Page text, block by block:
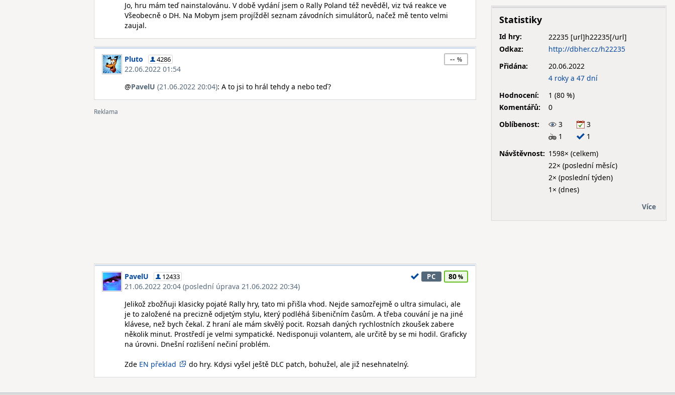
Jo, hru mám teď nainstalovánu. V době vydání jsem o Rally Poland též nevěděl, viz tvá reakce ve
Všeobecně o DH. Na Mobym jsem projížděl seznam závodních simulátorů, načež mě tento velmi
zaujal.
Pluto 4286
22.06.2022 01:54
--
@PavelU (21.06.2022 20:04): A to jsi to hrál tehdy a nebo teď?
PavelU 12433
21.06.2022 20:04 (poslední úprava 21.06.2022 20:34)
PC 80
Jelikož zbožňuji klasicky pojaté Rally hry, tato mi přišla vhod. Nejde samozřejmě o ultra simulaci, ale
je to založené na precizně odjetým stylu, který podléhá šibeničním časům. A třeba couvání je na jiné
klávese, než bych čekal. Z hraní ale mám skvělý pocit. Rozsah daných rychlostních zkoušek zabere
několik minut. Prostředí je velmi sympatické. Nedisponuji volantem, ale určitě by se mi hodil. Graficky
na úrovni. Dnešní rozlišení nečiní problém.
Zde EN překlad do hry. Kdysi vyšel ještě DLC patch, bohužel, ale již nesehnatelný.
Statistiky
Id hry:
22235
Odkaz:
http://dbher.cz/h22235
Přidána:
20.06.2022
4 roky a 47 dní
Hodnocení:
1 (80 %)
Komentářů:
0
Oblíbenost:
3
3
1
1
Návštěvnost: 1598× (celkem)
22× (poslední měsíc)
2× (poslední týden)
1× (dnes)
Více